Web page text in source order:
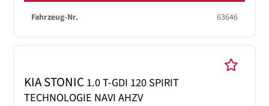
Fahrzeug-Nr. 63646
KIA STONIC 1.0 T-GDI 120 SPIRIT
TECHNOLOGIE NAVI AHZV